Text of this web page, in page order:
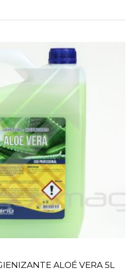
ALOÉ VERA 5L